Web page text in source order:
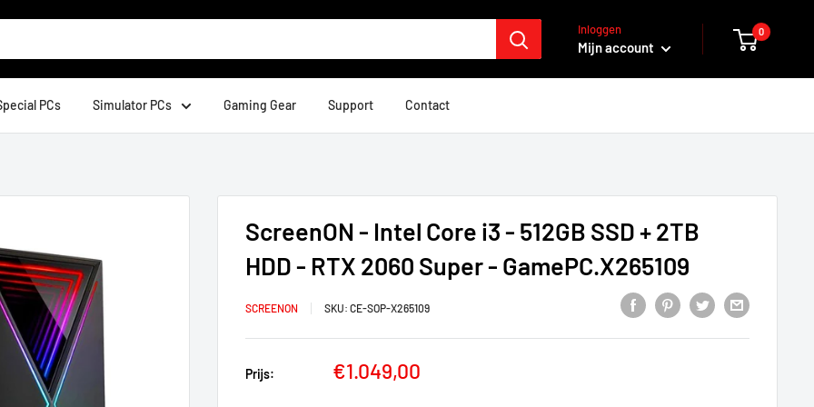
Inloggen
Mijn account
0
PCs Simulator PCs Gaming Gear Support Contact
ScreenON - Intel Core i3 - 512GB SSD + 2TB
HDD - RTX 2060 Super - GamePC.X265109
SCREENON SKU: CE-SOP-X265109
Prijs: Verkoopprijs
€1.049,00